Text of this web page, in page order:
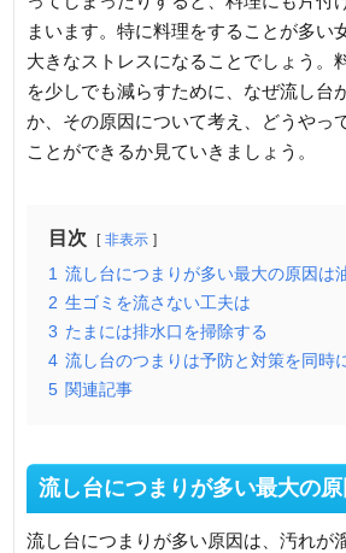
まいます。特に料理をすることが多い
大きなストレスになることでしょう。
を少しでも減らすために、なぜ流し台
か、その原因について考え、どうやっ
ことができるか見ていきましょう。
目次 非表示
1 流し台につまりが多い最大の原因は
2 生ゴミを流さない工夫は
3 たまには排水口を掃除する
4 流し台のつまりは予防と対策を同時
5 関連記事
流し台につまりが多い最大の
流し台につまりが多い原因は、汚れが